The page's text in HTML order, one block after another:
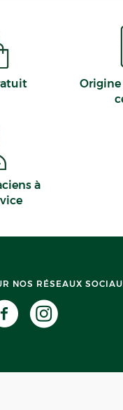
à
NOS RÉSEAUX